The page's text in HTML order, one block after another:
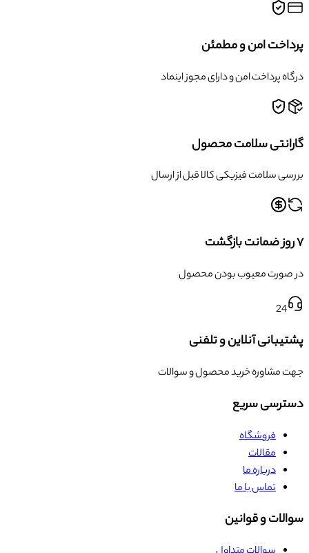
پرداخت امن و مطمئن
درگاه پرداخت امن و دارای مجوز اینماد
گارانتی سلامت محصول
بررسی سلامت فیزیکی کالا قبل از ارسال
۷ روز ضمانت بازگشت
در صورت معیوب بودن محصول
24
پشتیبانی آنلاین و تلفنی
جهت مشاوره خرید محصول و سوالات
دسترسی سریع
فروشگاه
مقالات
درباره ما
تماس با ما
سوالات و قوانین